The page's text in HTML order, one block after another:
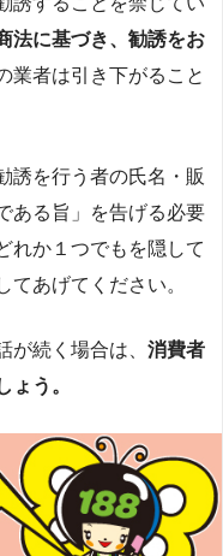
法に基づき、勧誘をお
業者は引き下がること
誘を行う者の氏名・販
ある旨」を告げる必要
れか１つでもを隠して
あげてください。
が続く場合は、 消費者
ょう。